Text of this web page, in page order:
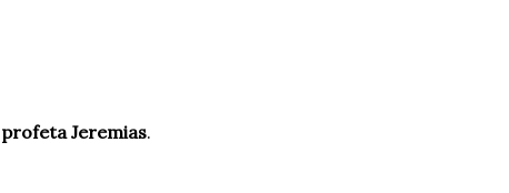
profeta Jeremias.